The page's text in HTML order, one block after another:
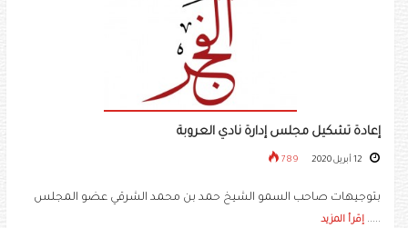
إعادة تشكيل مجلس إدارة نادي العروبة
789
بتوجيهات صاحب السمو الشيخ حمد بن محمد الشرقي عضو المجلس
..... إقرأ المزيد